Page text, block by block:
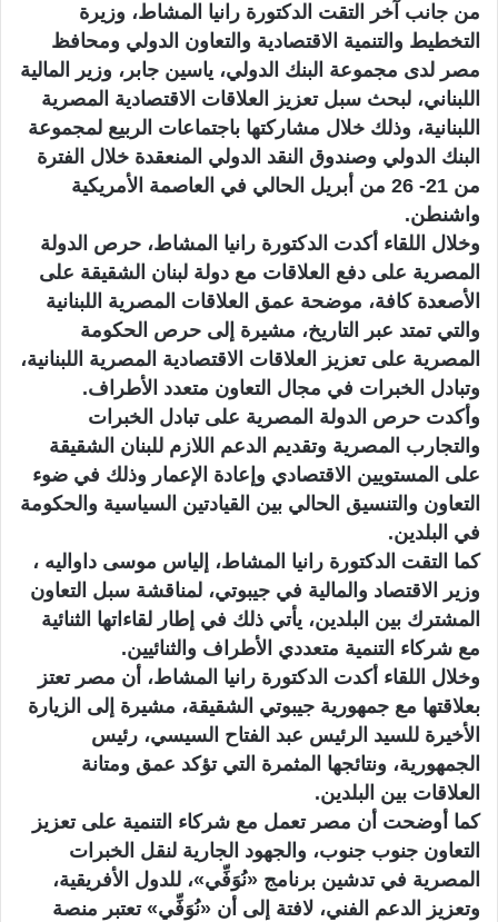
من جانب آخر التقت الدكتورة رانيا المشاط، وزيرة
التخطيط والتنمية الاقتصادية والتعاون الدولي ومحافظ
مصر لدى مجموعة البنك الدولي، ياسين جابر، وزير المالية
اللبناني، لبحث سبل تعزيز العلاقات الاقتصادية المصرية
اللبنانية، وذلك خلال مشاركتها باجتماعات الربيع لمجموعة
البنك الدولي وصندوق النقد الدولي المنعقدة خلال الفترة
من 21- 26 من أبريل الحالي في العاصمة الأمريكية
واشنطن.
وخلال اللقاء أكدت الدكتورة رانيا المشاط، حرص الدولة
المصرية على دفع العلاقات مع دولة لبنان الشقيقة على
الأصعدة كافة، موضحة عمق العلاقات المصرية اللبنانية
والتي تمتد عبر التاريخ، مشيرة إلى حرص الحكومة
المصرية على تعزيز العلاقات الاقتصادية المصرية اللبنانية،
وتبادل الخبرات في مجال التعاون متعدد الأطراف.
وأكدت حرص الدولة المصرية على تبادل الخبرات
والتجارب المصرية وتقديم الدعم اللازم للبنان الشقيقة
على المستويين الاقتصادي وإعادة الإعمار وذلك في ضوء
التعاون والتنسيق الحالي بين القيادتين السياسية والحكومة
في البلدين.
كما التقت الدكتورة رانيا المشاط، إلياس موسى داواليه ،
وزير الاقتصاد والمالية في جيبوتي، لمناقشة سبل التعاون
المشترك بين البلدين، يأتي ذلك في إطار لقاءاتها الثنائية
مع شركاء التنمية متعددي الأطراف والثنائيين.
وخلال اللقاء أكدت الدكتورة رانيا المشاط، أن مصر تعتز
بعلاقتها مع جمهورية جيبوتي الشقيقة، مشيرة إلى الزيارة
الأخيرة للسيد الرئيس عبد الفتاح السيسي، رئيس
الجمهورية، ونتائجها المثمرة التي تؤكد عمق ومتانة
العلاقات بين البلدين.
كما أوضحت أن مصر تعمل مع شركاء التنمية على تعزيز
التعاون جنوب جنوب، والجهود الجارية لنقل الخبرات
المصرية في تدشين برنامج «نُوَفِّي»، للدول الأفريقية،
وتعزيز الدعم الفني، لافتة إلى أن «نُوَفِّي» تعتبر منصة